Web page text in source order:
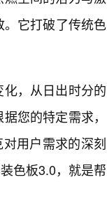
。它打破了传统色
，从日出时分的
您的特定需求，
用户需求的深刻
色板3.0，就是帮